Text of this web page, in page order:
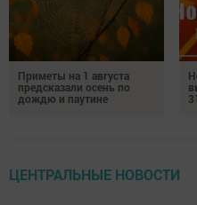
Приметы на 1 августа
предсказали осень по
дождю и паутине
ЦЕНТРАЛЬНЫЕ НОВОСТИ